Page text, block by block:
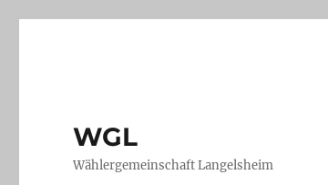
WGL
Wählergemeinschaft Langelsheim